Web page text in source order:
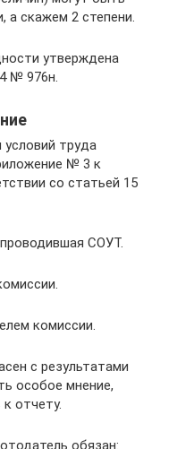
а скажем 2 степени.
утверждена
№ 976н.
труда
№ 3 к
со статьей 15
СОУТ.
комиссии.
с результатами
особое мнение,
отчету.
обязан: